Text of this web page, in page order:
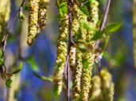
Бобкат F1 та Санька